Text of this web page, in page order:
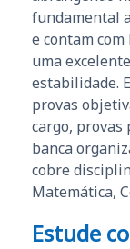
fundamental
e contam
uma
estabilidade.
provas
cargo, provas
banca
cobre
Matemática,
Estude